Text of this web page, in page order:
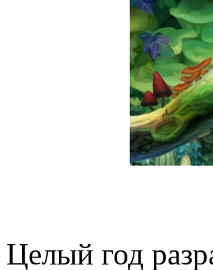
Целый год